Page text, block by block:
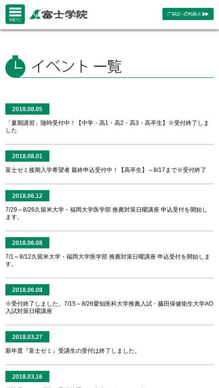
2018.08.05
「夏期講習」随時受付中！【中学・高1・高2・高3・高卒生】※受付終了しま
した
2018.08.01
富士ゼミ後期入学希望者 最終申込受付中！【高卒生】～8/17まで※受付終了
2018.06.12
7/29～8/26久留米大学・福岡大学医学部 推薦対策日曜講座 申込受付を開始し
ます。
2018.06.08
7/1～8/12久留米大学・福岡大学医学部 推薦対策日曜講座 申込受付を開始しま
す。
2018.06.08
※受付終了しました。7/15～8/26愛知医科大学推薦入試・藤田保健衛生大学AO
入試対策日曜講座
2018.03.27
新年度『富士ゼミ』受講生の受付は終了しました。
2018.03.16